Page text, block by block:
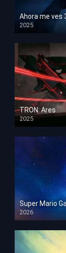
Ahora me ves
2025
HD 1080p
TRON: Ares
2025
HD 1080p
Super Mario
2026
HD 1080p